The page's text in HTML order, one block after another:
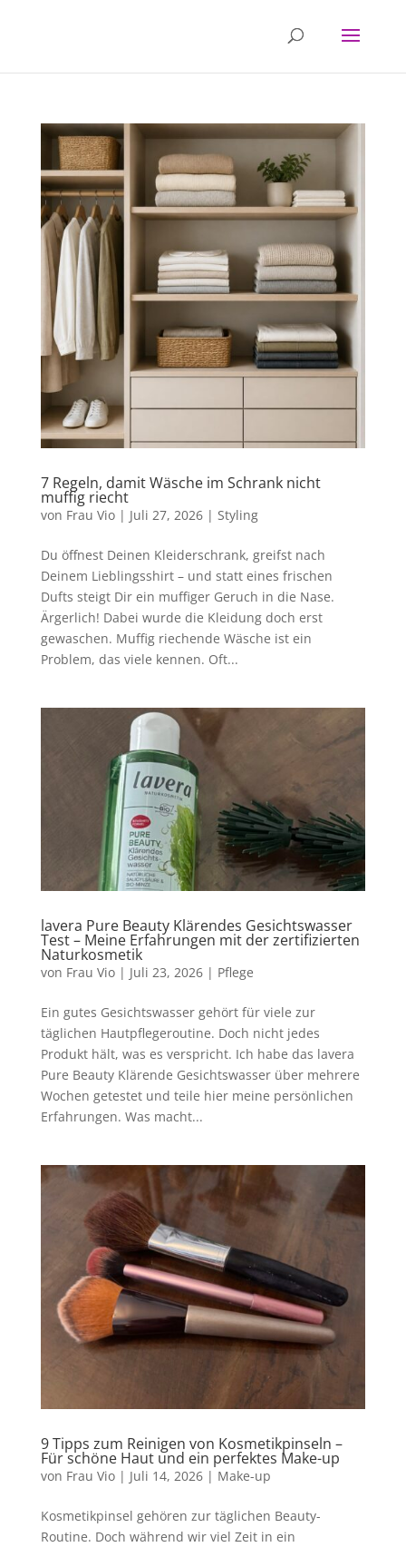
7 Regeln, damit Wäsche im Schrank nicht
muffig riecht
von Frau Vio| Juli 27, 2026| Styling
Du öffnest Deinen Kleiderschrank, greifst nach
Deinem Lieblingsshirt – und statt eines frischen
Dufts steigt Dir ein muffiger Geruch in die Nase.
Ärgerlich! Dabei wurde die Kleidung doch erst
gewaschen. Muffig riechende Wäsche ist ein
Problem, das viele kennen. Oft...
lavera Pure Beauty Klärendes Gesichtswasser
Test – Meine Erfahrungen mit der zertifizierten
Naturkosmetik
von Frau Vio| Juli 23, 2026| Pflege
Ein gutes Gesichtswasser gehört für viele zur
täglichen Hautpflegeroutine. Doch nicht jedes
Produkt hält, was es verspricht. Ich habe das lavera
Pure Beauty Klärende Gesichtswasser über mehrere
Wochen getestet und teile hier meine persönlichen
Erfahrungen. Was macht...
9 Tipps zum Reinigen von Kosmetikpinseln –
Für schöne Haut und ein perfektes Make-up
von Frau Vio| Juli 14, 2026| Make-up
Kosmetikpinsel gehören zur täglichen Beauty-
Routine. Doch während wir viel Zeit in ein